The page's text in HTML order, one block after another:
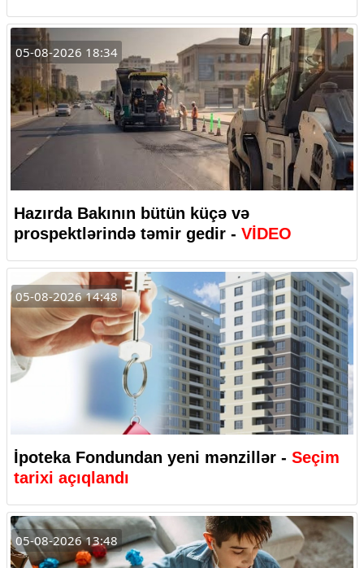
05-08-2026 18:34
Hazırda Bakının bütün küçə və
prospektlərində təmir gedir - VİDEO
05-08-2026 14:48
İpoteka Fondundan yeni mənzillər - Seçim
tarixi açıqlandı
05-08-2026 13:48